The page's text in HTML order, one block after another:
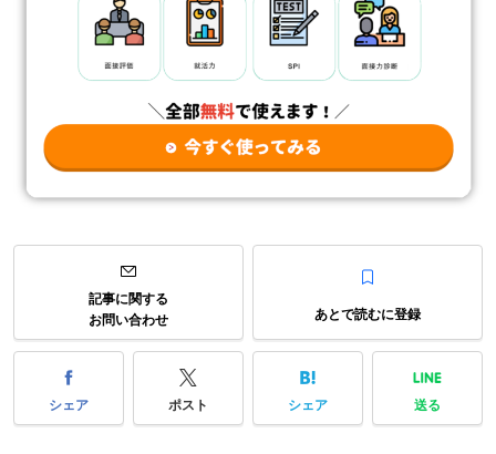
記事に関する
お問い合わせ
あとで読むに登録
シェア ポスト シェア 送る